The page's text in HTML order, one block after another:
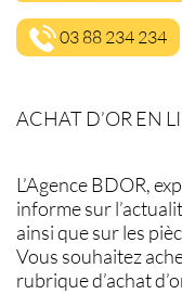
03 88 234 234
ACHAT D’OR EN
L’Agence BDOR,
informe sur
ainsi que sur les
Vous souhaitez
rubrique d’achat